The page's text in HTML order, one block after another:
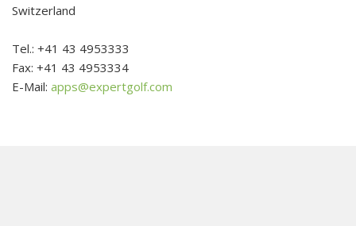
Switzerland
Tel.: +41 43 4953333
Fax: +41 43 4953334
E-Mail: apps@expertgolf.com